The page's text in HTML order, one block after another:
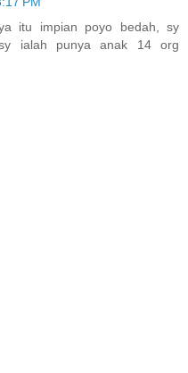
itu impian poyo bedah, sy
ialah punya anak 14 org